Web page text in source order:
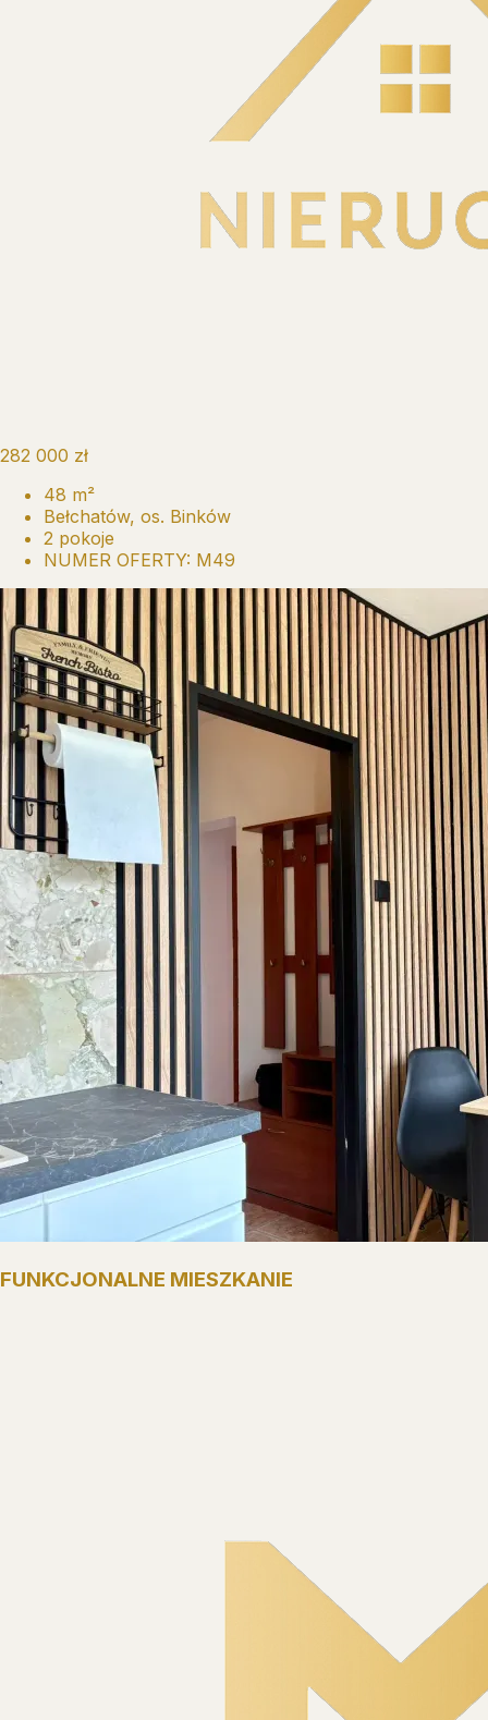
282 000 zł
48 m²
Bełchatów, os. Binków
2 pokoje
NUMER OFERTY: M49
FUNKCJONALNE MIESZKANIE